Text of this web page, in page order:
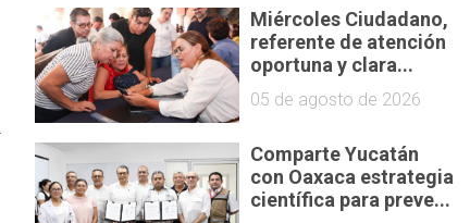
Miércoles Ciudadano,
referente de atención
oportuna y clara...
05 de agosto de 2026
Comparte Yucatán
con Oaxaca estrategia
científica para preve...